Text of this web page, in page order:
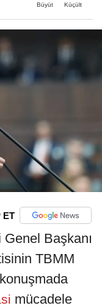
Büyüt Küçült
ET
Başkanı
TBMM
konuşmada
mücadele